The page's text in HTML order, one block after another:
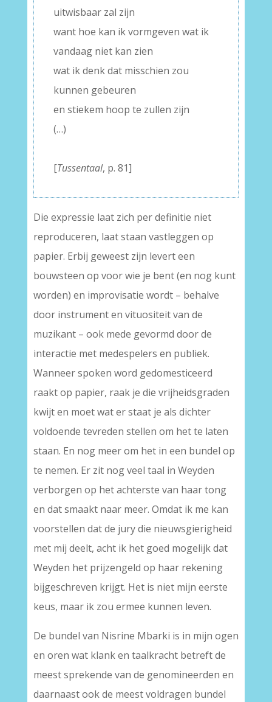
uitwisbaar zal zijn
want hoe kan ik vormgeven wat ik
vandaag niet kan zien
wat ik denk dat misschien zou
kunnen gebeuren
en stiekem hoop te zullen zijn
(…)
[Tussentaal, p. 81]
Die expressie laat zich per definitie niet
reproduceren, laat staan vastleggen op
papier. Erbij geweest zijn levert een
bouwsteen op voor wie je bent (en nog kunt
worden) en improvisatie wordt – behalve
door instrument en vituositeit van de
muzikant – ook mede gevormd door de
interactie met medespelers en publiek.
Wanneer spoken word gedomesticeerd
raakt op papier, raak je die vrijheidsgraden
kwijt en moet wat er staat je als dichter
voldoende tevreden stellen om het te laten
staan. En nog meer om het in een bundel op
te nemen. Er zit nog veel taal in Weyden
verborgen op het achterste van haar tong
en dat smaakt naar meer. Omdat ik me kan
voorstellen dat de jury die nieuwsgierigheid
met mij deelt, acht ik het goed mogelijk dat
Weyden het prijzengeld op haar rekening
bijgeschreven krijgt. Het is niet mijn eerste
keus, maar ik zou ermee kunnen leven.
De bundel van Nisrine Mbarki is in mijn ogen
en oren wat klank en taalkracht betreft de
meest sprekende van de genomineerden en
daarnaast ook de meest voldragen bundel